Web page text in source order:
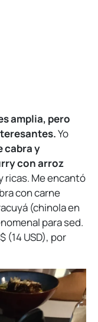
amplia, pero
Yo
cabra y
con arroz
ricas. Me encantó
con carne
(chinola en
para sed.
(14 USD), por